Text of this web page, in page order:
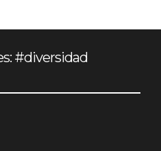
#diversidad